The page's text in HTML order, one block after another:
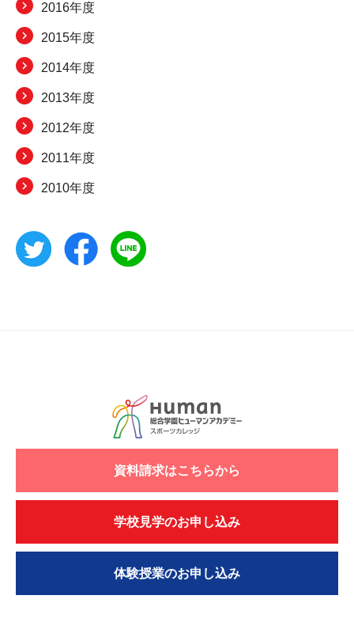
2016年度
2015年度
2014年度
2013年度
2012年度
2011年度
2010年度
資料請求はこちらから
学校見学のお申し込み
体験授業のお申し込み